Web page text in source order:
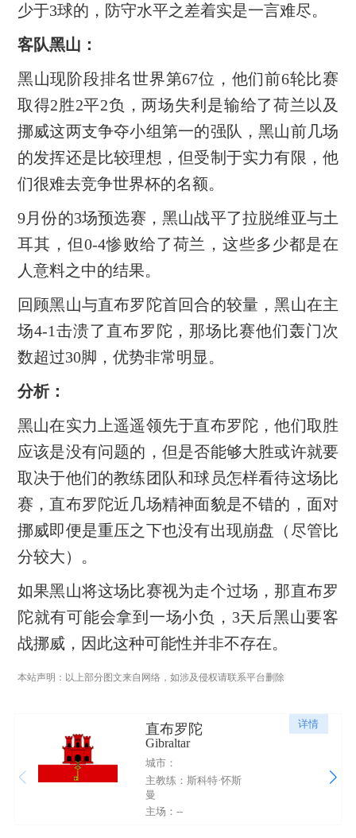
少于3球的，防守水平之差着实是一言难尽。
客队黑山：
黑山现阶段排名世界第67位，他们前6轮比赛
取得2胜2平2负，两场失利是输给了荷兰以及
挪威这两支争夺小组第一的强队，黑山前几场
的发挥还是比较理想，但受制于实力有限，他
们很难去竞争世界杯的名额。
9月份的3场预选赛，黑山战平了拉脱维亚与土
耳其，但0-4惨败给了荷兰，这些多少都是在
人意料之中的结果。
回顾黑山与直布罗陀首回合的较量，黑山在主
场4-1击溃了直布罗陀，那场比赛他们轰门次
数超过30脚，优势非常明显。
分析：
黑山在实力上遥遥领先于直布罗陀，他们取胜
应该是没有问题的，但是否能够大胜或许就要
取决于他们的教练团队和球员怎样看待这场比
赛，直布罗陀近几场精神面貌是不错的，面对
挪威即便是重压之下也没有出现崩盘（尽管比
分较大）。
如果黑山将这场比赛视为走个过场，那直布罗
陀就有可能会拿到一场小负，3天后黑山要客
战挪威，因此这种可能性并非不存在。
本站声明：以上部分图文来自网络，如涉及侵权请联系平台删除
详情
直布罗陀
Gibraltar
城市：
主教练：斯科特·怀斯
曼
主场：--